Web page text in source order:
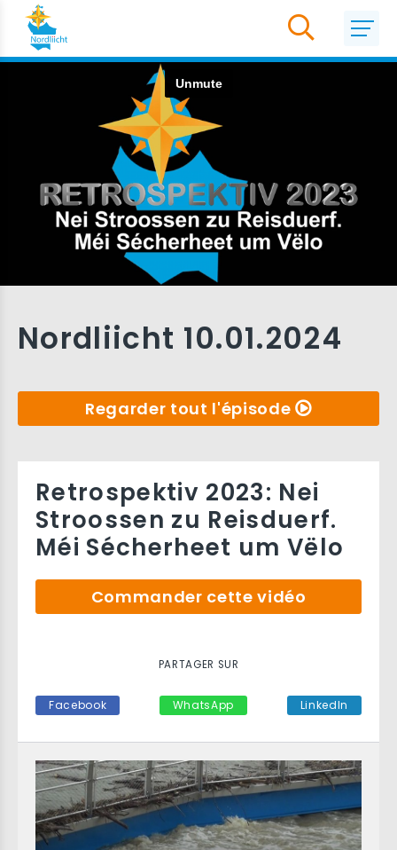
Nordliicht 10.01.2024
Regarder tout l'épisode
Retrospektiv 2023: Nei
Stroossen zu Reisduerf.
Méi Sécherheet um Vëlo
Commander cette vidéo
PARTAGER SUR
Facebook WhatsApp LinkedIn